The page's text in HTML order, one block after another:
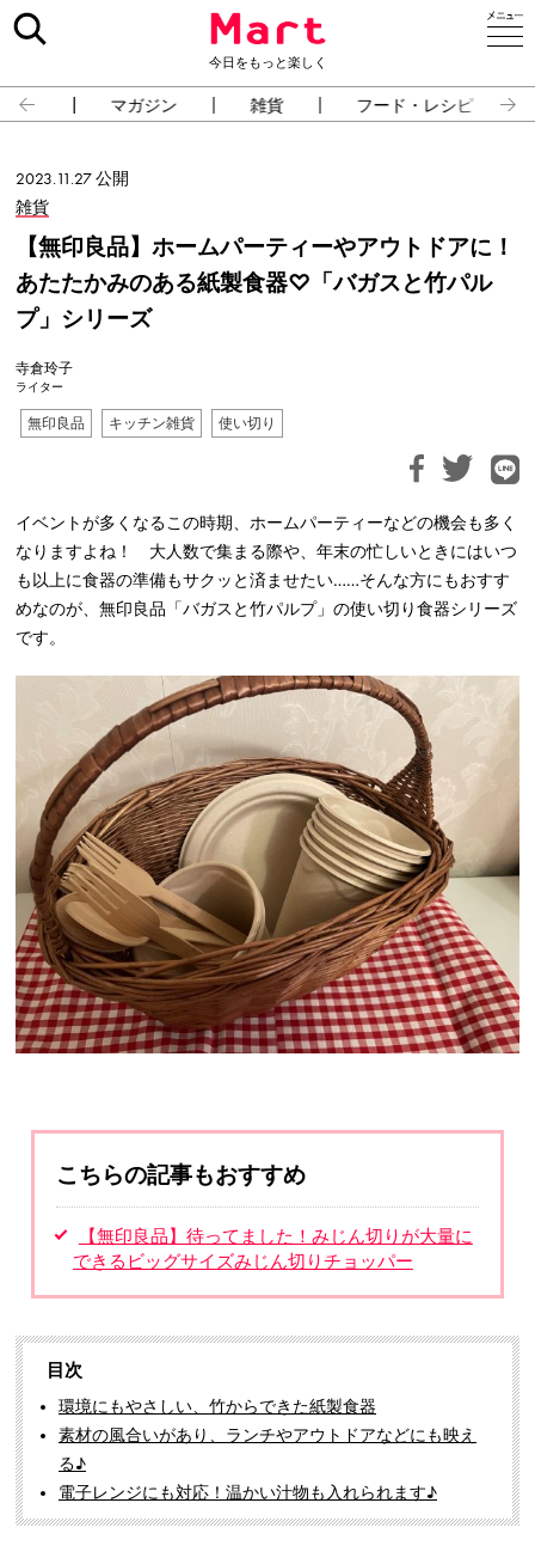
今日をもっと楽しく
占い マガジン 雑貨 フード・レシピ
2023.11.27 公開
雑貨
【無印良品】ホームパーティーやアウトドアに！
あたたかみのある紙製食器♡「バガスと竹パル
プ」シリーズ
寺倉玲子
ライター
無印良品 キッチン雑貨 使い切り
イベントが多くなるこの時期、ホームパーティーなどの機会も多く
なりますよね！ 大人数で集まる際や、年末の忙しいときにはいつ
も以上に食器の準備もサクッと済ませたい……そんな方にもおすす
めなのが、無印良品「バガスと竹パルプ」の使い切り食器シリーズ
です。
こちらの記事もおすすめ
【無印良品】待ってました！みじん切りが大量に
できるビッグサイズみじん切りチョッパー
目次
環境にもやさしい、竹からできた紙製食器
素材の風合いがあり、ランチやアウトドアなどにも映え
る♪
電子レンジにも対応！温かい汁物も入れられます♪